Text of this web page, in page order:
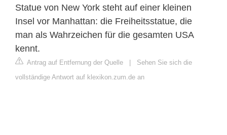
Statue von New York steht auf einer kleinen
Insel vor Manhattan: die Freiheitsstatue, die
man als Wahrzeichen für die gesamten USA
kennt.
Antrag auf Entfernung der Quelle
Sehen Sie sich die
vollständige Antwort auf klexikon.zum.de an